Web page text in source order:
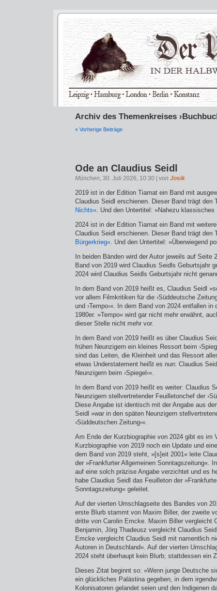
Archiv des Themenkreises
« Vorherige Beiträge
Ode an Claudius Seidl
München, 30. Juli 2026, 10:30 | von Josik
2019 ist in der Edition Tiamat ein Band mit
Claudius Seidl erschienen. Dieser Band trägt den
Nichts«. Und den Untertitel: »Nahezu klassisches
2024 ist in der Edition Tiamat ein Band mit
Claudius Seidl erschienen. Dieser Band trägt den
Bürgerkrieg«. Und den Untertitel: »Überwiegend
In beiden Bänden wird der Autor jeweils auf Seite
Band von 2019 wird Claudius Seidls Geburtsjahr
2024 wird Claudius Seidls Geburtsjahr nicht
In dem Band von 2019 heißt es, Claudius Seidl
vor allem Filmkritiken für die ›Süddeutsche
und ›Tempo‹«. In dem Band von 2024 entfallen in
1980er. »Tempo« wird gar nicht mehr erwähnt,
dieser Stelle nicht mehr vor.
In dem Band von 2019 heißt es über Claudius
frühen Neunzigern ein kleines Ressort beim
sind das Leiten, die Kleinheit und das Ressort
etwas Understatement heißt es nun: Claudius
Neunzigern beim ›Spiegel‹«.
In dem Band von 2019 heißt es weiter: Claudius
Neunzigern stellvertretender Feuilletonchef der
Diese Angabe ist identisch mit der Angabe aus
Seidl »war in den späten Neunzigern
›Süddeutschen Zeitung‹«.
Am Ende der Kurzbiographie von 2024 gibt es im
Kurzbiographie von 2019 noch ein Update und
dem Band von 2019 steht, »[s]eit 2001« leite
der »Frankfurter Allgemeinen Sonntagszeitung«.
auf eine solch präzise Angabe verzichtet und es
habe Claudius Seidl das Feuilleton der
Sonntagszeitung« geleitet.
Auf der vierten Umschlagseite des Bandes von
erste Blurb stammt von Maxim Biller, der zweite
dritte von Carolin Emcke. Maxim Biller vergleicht
Benjamin, Jörg Thadeusz vergleicht Claudius
Emcke vergleicht Claudius Seidl mit namentlich
Autoren in Deutschland«. Auf der vierten
2024 steht überhaupt kein Blurb; stattdessen ein
Dieses Zitat beginnt so: »Wenn junge Deutsche
ein glückliches Palästina gegeben, in dem
Kolonisatoren gelandet seien und den Indigenen